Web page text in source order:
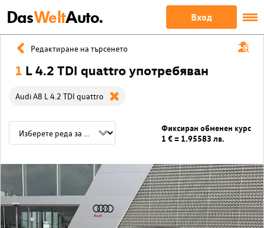
DasWeltAuto. Вход
Редактиране на търсенето
1 L 4.2 TDI quattro употребяван
Audi A8 L 4.2 TDI quattro
Фиксиран обменен курс
1 € = 1.95583 лв.